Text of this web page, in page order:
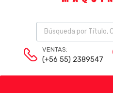
VENTAS:
(+56 55) 2389547